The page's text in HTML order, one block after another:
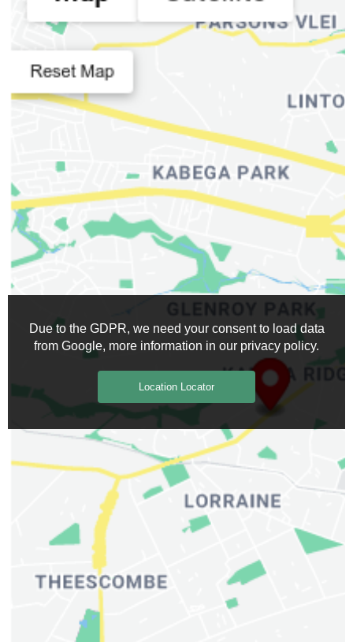
Due to the GDPR, we need your consent to load data
from Google, more information in our privacy policy.
Location Locator
Location :0